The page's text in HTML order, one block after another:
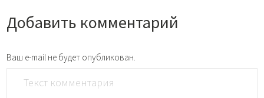
Добавить комментарий
Ваш e-mail не будет опубликован.